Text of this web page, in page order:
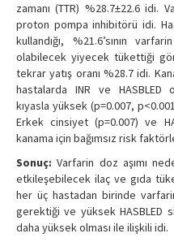
zamanı (TTR) %28.7±22.6 idi.
proton pompa inhibitörü idi.
kullandığı, %21.6’sının
olabilecek yiyecek tükettiği
tekrar yatış oranı %28.7 idi.
hastalarda INR ve HASBLED
kıyasla yüksek (p=0.007,
Erkek cinsiyet (p=0.007) ve
kanama için bağımsız risk
Sonuç: Varfarin doz aşımı
etkileşebilecek ilaç ve gıda
her üç hastadan birinde
gerektiği ve yüksek HASBLED
daha yüksek olması ile ilişkili idi.